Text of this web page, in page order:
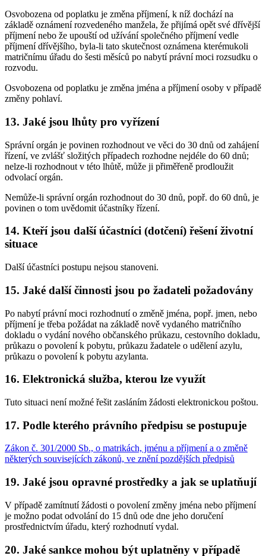
Osvobozena od poplatku je změna příjmení, k níž dochází na
základě oznámení rozvedeného manžela, že přijímá opět své dřívější
příjmení nebo že upouští od užívání společného příjmení vedle
příjmení dřívějšího, byla-li tato skutečnost oznámena kterémukoli
matričnímu úřadu do šesti měsíců po nabytí právní moci rozsudku o
rozvodu.
Osvobozena od poplatku je změna jména a příjmení osoby v případě
změny pohlaví.
13. Jaké jsou lhůty pro vyřízení
Správní orgán je povinen rozhodnout ve věci do 30 dnů od zahájení
řízení, ve zvlášť složitých případech rozhodne nejdéle do 60 dnů;
nelze-li rozhodnout v této lhůtě, může ji přiměřeně prodloužit
odvolací orgán.
Nemůže-li správní orgán rozhodnout do 30 dnů, popř. do 60 dnů, je
povinen o tom uvědomit účastníky řízení.
14. Kteří jsou další účastníci (dotčení) řešení životní
situace
Další účastníci postupu nejsou stanoveni.
15. Jaké další činnosti jsou po žadateli požadovány
Po nabytí právní moci rozhodnutí o změně jména, popř. jmen, nebo
příjmení je třeba požádat na základě nově vydaného matričního
dokladu o vydání nového občanského průkazu, cestovního dokladu,
průkazu o povolení k pobytu, průkazu žadatele o udělení azylu,
průkazu o povolení k pobytu azylanta.
16. Elektronická služba, kterou lze využít
Tuto situaci není možné řešit zasláním žádosti elektronickou poštou.
17. Podle kterého právního předpisu se postupuje
Zákon č. 301/2000 Sb., o matrikách, jménu a příjmení a o změně
některých souvisejících zákonů, ve znění pozdějších předpisů
19. Jaké jsou opravné prostředky a jak se uplatňují
V případě zamítnutí žádosti o povolení změny jména nebo příjmení
je možno podat odvolání do 15 dnů ode dne jeho doručení
prostřednictvím úřadu, který rozhodnutí vydal.
20. Jaké sankce mohou být uplatněny v případě